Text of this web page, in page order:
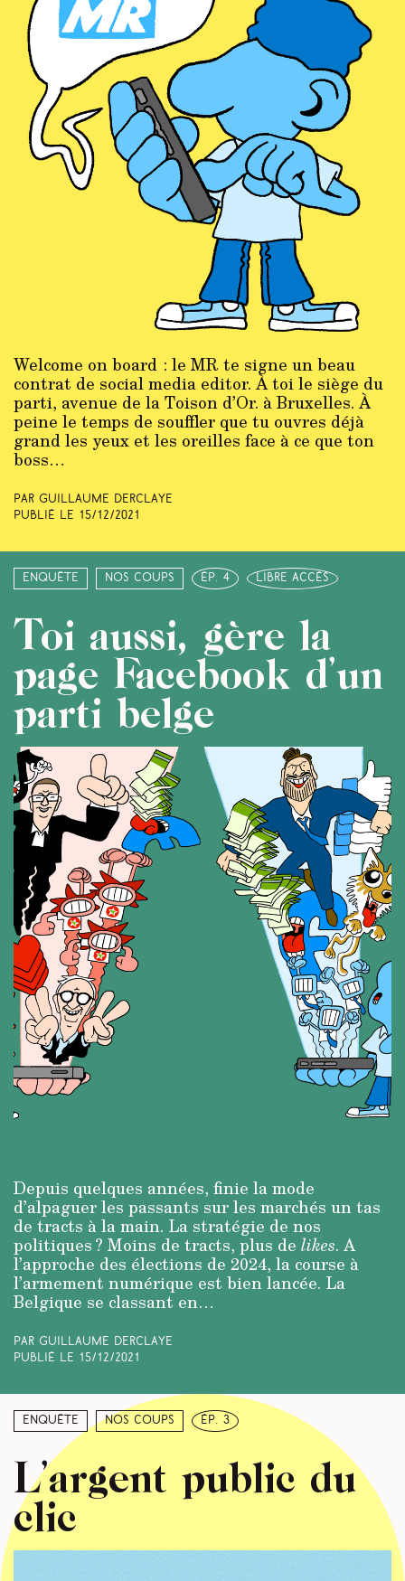
Welcome on board : le MR te signe un beau
contrat de social media editor. À toi le siège du
parti, avenue de la Toison d’Or. à Bruxelles. À
peine le temps de souffler que tu ouvres déjà
grand les yeux et les oreilles face à ce que ton
boss…
Par Guillaume Derclaye
Publié le 15/12/2021
Enquête Nos coups ép. 4 libre accès
Toi aussi, gère la
page Facebook d’un
parti belge
Depuis quelques années, finie la mode
d’alpaguer les passants sur les marchés un tas
de tracts à la main. La stratégie de nos
politiques ? Moins de tracts, plus de likes. A
l’approche des élections de 2024, la course à
l’armement numérique est bien lancée. La
Belgique se classant en…
Par Guillaume Derclaye
Publié le 15/12/2021
Enquête Nos coups ép. 3
L’argent public du
clic